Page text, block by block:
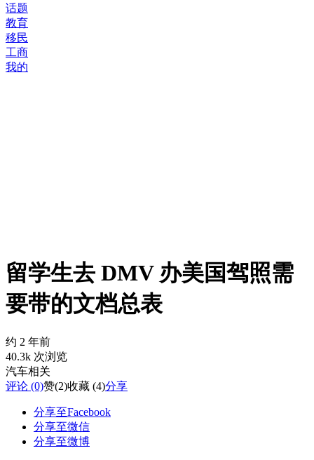
话题
教育
移民
工商
我的
留学生去 DMV 办美国驾照需
要带的文档总表
约 2 年前
40.3k 次浏览
汽车相关
评论 (0)赞(2)收藏 (4)分享
分享至Facebook
分享至微信
分享至微博